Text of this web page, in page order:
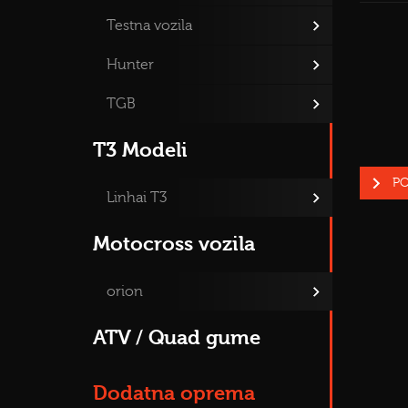
Testna vozila
Hunter
TGB
T3 Modeli
Linhai T3
Motocross vozila
orion
ATV / Quad gume
Dodatna oprema